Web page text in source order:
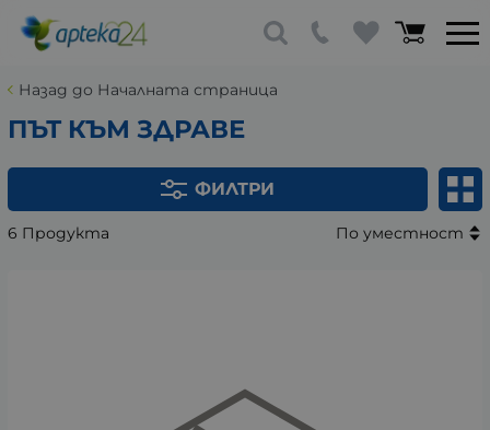
Назад до Началната страница
ПЪТ КЪМ ЗДРАВЕ
ФИЛТРИ
6 Продукта По уместност